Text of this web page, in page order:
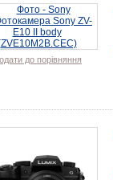
до порівняння